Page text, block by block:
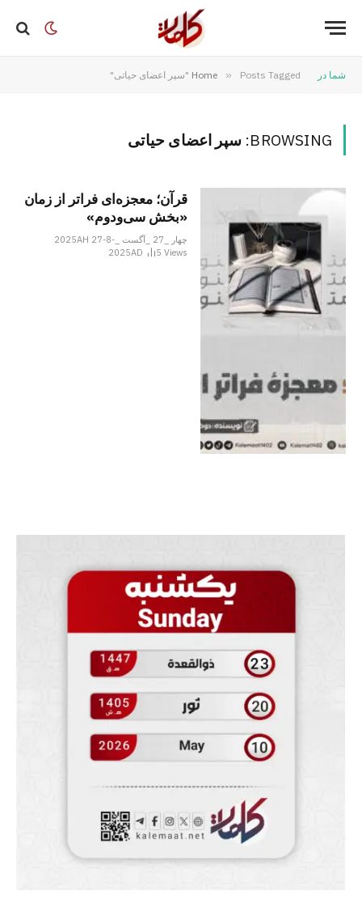
شما در Home » Posts Tagged "سپر اعضای حیاتی"
BROWSING: سپر اعضای حیاتی
قرآن؛ معجزه‌ای فراتر از زمان
«بخش سی‌ودوم»
چهار _27 _آگست _2025AH 27-8-
2025AD
5Views